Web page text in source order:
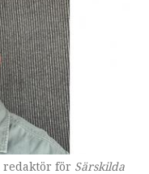
redaktör för Särskilda